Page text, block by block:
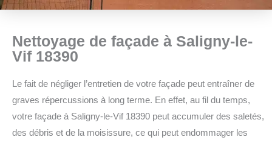
Nettoyage de façade à Saligny-le-
Vif 18390
Le fait de négliger l’entretien de votre façade peut entraîner de
graves répercussions à long terme. En effet, au fil du temps,
votre façade à Saligny-le-Vif 18390 peut accumuler des saletés,
des débris et de la moisissure, ce qui peut endommager les